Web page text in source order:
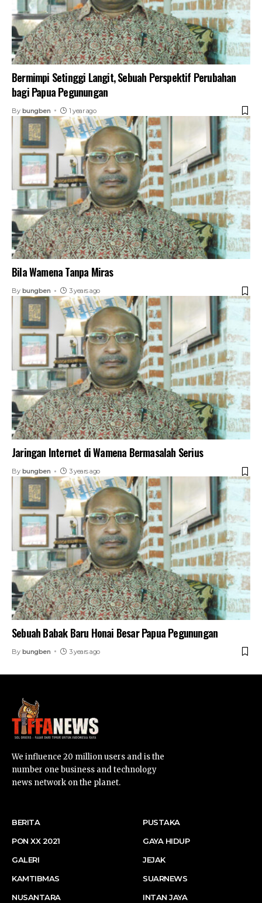
Bermimpi Setinggi Langit, Sebuah Perspektif Perubahan
bagi Papua Pegunungan
By bungben 1 year ago
Bila Wamena Tanpa Miras
By bungben 3 years ago
Jaringan Internet di Wamena Bermasalah Serius
By bungben 3 years ago
Sebuah Babak Baru Honai Besar Papua Pegunungan
By bungben 3 years ago
We influence 20 million users and is the
number one business and technology
news network on the planet.
BERITA
PON XX 2021
GALERI
KAMTIBMAS
NUSANTARA
PUSTAKA
GAYA HIDUP
JEJAK
SUARNEWS
INTAN JAYA